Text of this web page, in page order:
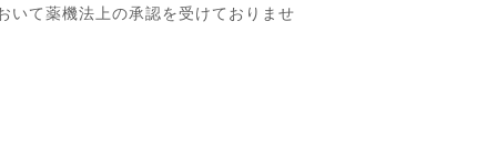
いて薬機法上の承認を受けておりませ